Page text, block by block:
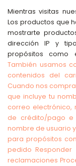
Mientras visitas
Los productos que
mostrarte
dirección IP y
propósitos como
También usamos
contenidos del
Cuando nos
que incluye tu
correo electrónico,
de crédito/pago e
nombre de usuario
para propósitos
pedido Responder
reclamaciones